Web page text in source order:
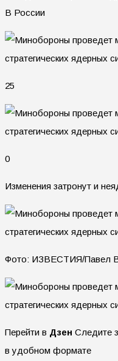
В России
25
0
Изменения затронут и
Фото: ИЗВЕСТИЯ/Павел
Перейти в Дзен Следите
в удобном формате